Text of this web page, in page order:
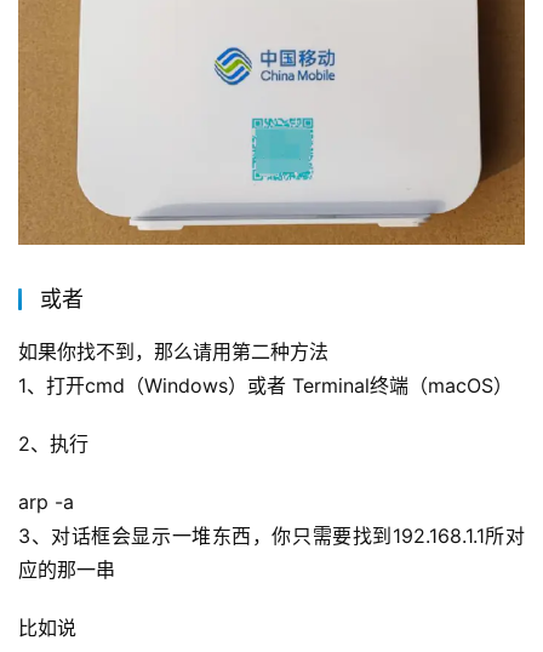
或者
如果你找不到，那么请用第二种方法
1、打开cmd（Windows）或者 Terminal终端（macOS）
2、执行
arp -a
3、对话框会显示一堆东西，你只需要找到192.168.1.1所对
应的那一串
比如说